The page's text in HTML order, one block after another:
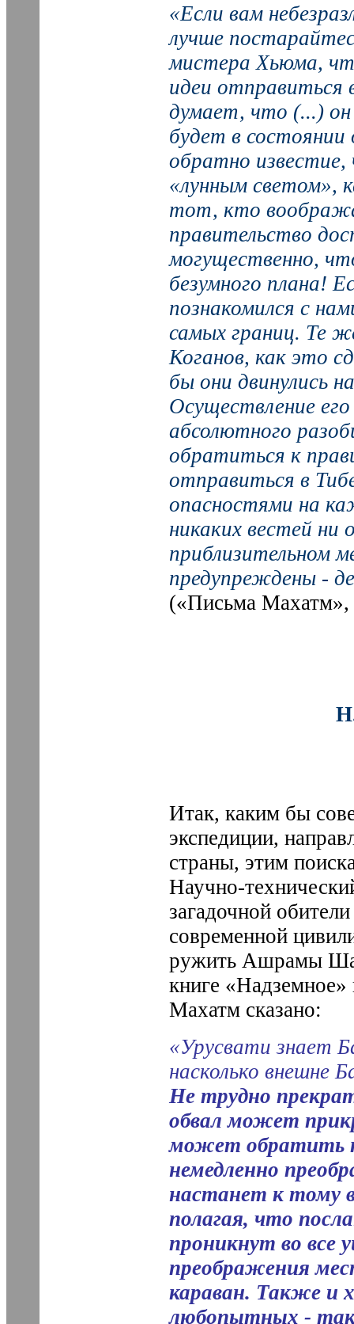
«Если вам
лучше
мистера Хьюма,
идеи отправиться
думает, что (...) он
будет в
обратно известие,
«лунным светом»,
тот, кто
правительство
могущественно,
безумного плана!
познакомился с
самых границ. Те
Коганов, как это
бы они двинулись
Осуществление
абсолютного
обратиться к
отправиться в
опасностями на
никаких вестей
приблизительном
предупреждены -
(«Письма Махатм»,
Итак, каким бы
экспедиции,
страны, этим
Научно-
загадочной
современной
ружить Ашрамы
книге
Махатм сказано:
«Урусвати знает
насколько внешне
Не трудно
обвал может
может обратить
немедленно
настанет к тому
полагая, что
проникнут во все
преображения
караван. Также и
любопытных -